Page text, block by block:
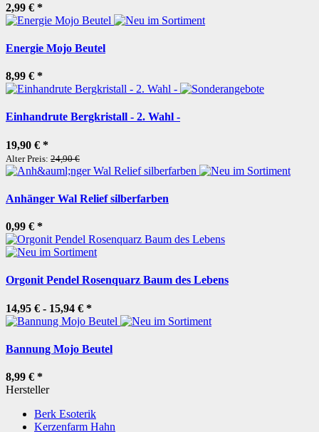
2,99 € *
Energie Mojo Beutel
8,99 € *
Einhandrute Bergkristall - 2. Wahl -
19,90 € *
Alter Preis: 24,90 €
Anhänger Wal Relief silberfarben
0,99 € *
Orgonit Pendel Rosenquarz Baum des Lebens
14,95 € - 15,94 € *
Bannung Mojo Beutel
8,99 € *
Hersteller
Berk Esoterik
Kerzenfarm Hahn